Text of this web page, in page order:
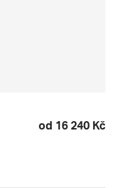
od 16 240 Kč